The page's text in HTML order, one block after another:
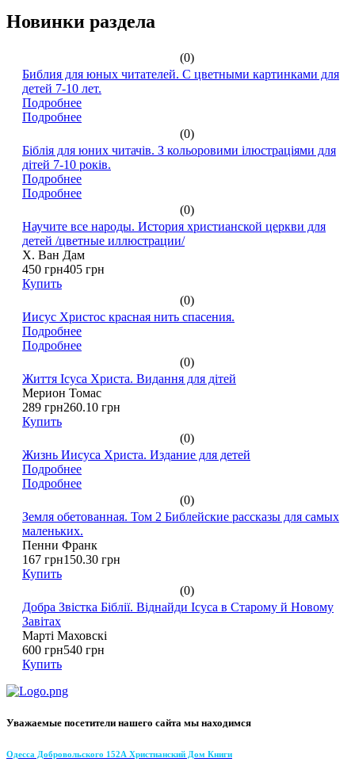
Новинки раздела
(0)
Библия для юных читателей. С цветными картинками для
детей 7-10 лет.
Подробнее
Подробнее
(0)
Біблія для юних читачів. З кольоровими ілюстраціями для
дітей 7-10 років.
Подробнее
Подробнее
(0)
Научите все народы. История христианской церкви для
детей /цветные иллюстрации/
Х. Ван Дам
450 грн405 грн
Купить
(0)
Иисус Христос красная нить спасения.
Подробнее
Подробнее
(0)
Життя Ісуса Христа. Видання для дітей
Мерион Томас
289 грн260.10 грн
Купить
(0)
Жизнь Иисуса Христа. Издание для детей
Подробнее
Подробнее
(0)
Земля обетованная. Том 2 Библейские рассказы для самых
маленьких.
Пенни Франк
167 грн150.30 грн
Купить
(0)
Добра Звістка Біблії. Віднайди Ісуса в Старому й Новому
Завітах
Марті Маховскі
600 грн540 грн
Купить
Уважаемые посетители нашего сайта мы находимся
Одесса Добровольского 152А Христианский Дом Книги